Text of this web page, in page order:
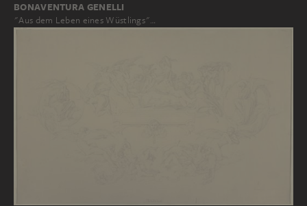
BONAVENTURA GENELLI
"Aus dem Leben eines Wüstlings"…